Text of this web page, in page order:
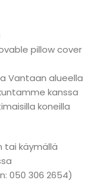
pillow cover
Vantaan alueella
kanssa
koneilla
tai käymällä
050 306 2654)